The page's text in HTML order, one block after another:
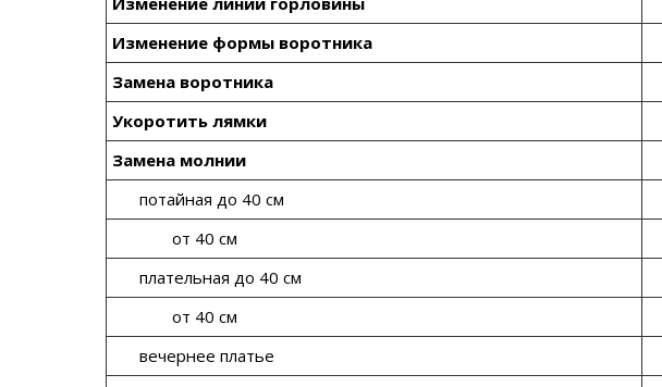
Изменение формы воротника
Замена воротника
Укоротить лямки
Замена молнии
потайная до 40 см
от 40 см
плательная до 40 см
от 40 см
вечернее платье